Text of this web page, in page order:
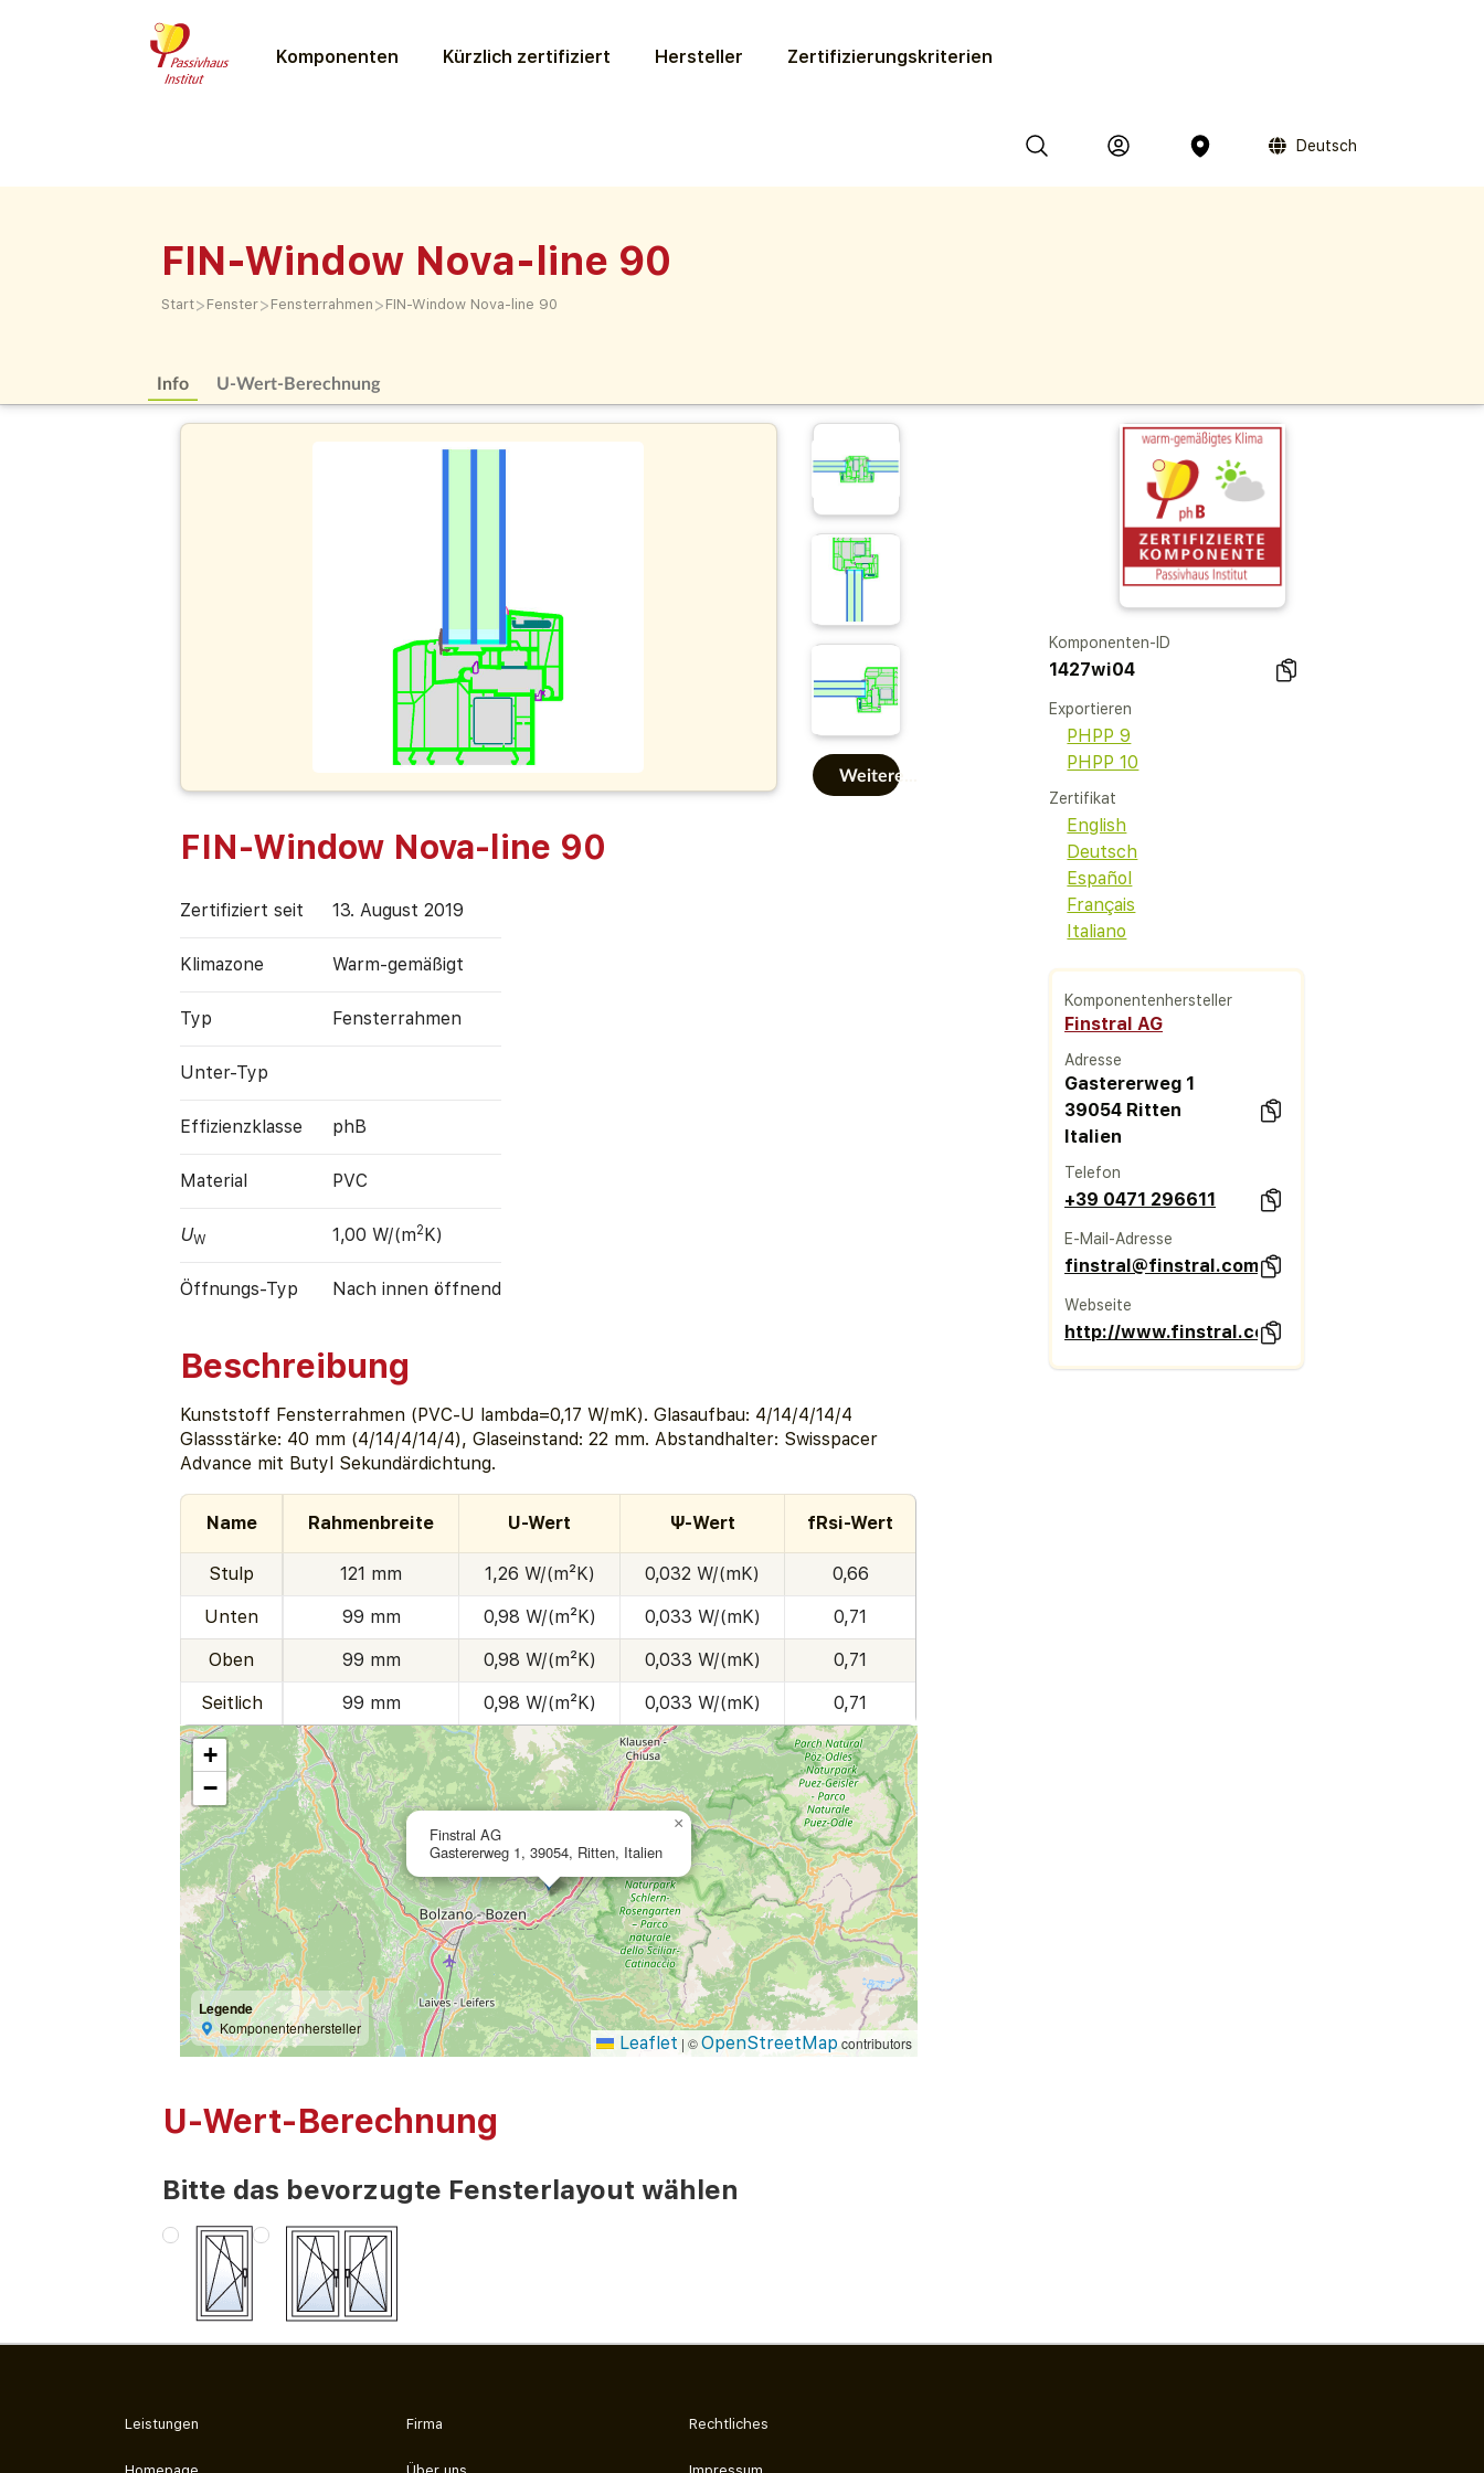
Komponenten Kürzlich zertifiziert Hersteller Zertifizierungs­kriterien
Deutsch
FIN-Window Nova-line 90
Start> Fenster> Fensterrahmen > FIN-Window Nova-line 90
Info U-Wert-Berechnung
Weitere...
FIN-Window Nova-line 90
Zertifiziert seit 13. August 2019
Klimazone Warm-gemäßigt
Typ Fensterrahmen
Unter-Typ
Effizienz­klasse phB
Material PVC
UW 1,00 W/(m2K)
Öffnungs-Typ Nach innen öffnend
Beschreibung
Kunststoff Fensterrahmen (PVC-U lambda=0,17 W/mK). Glasaufbau: 4/14/4/14/4
Glassstärke: 40 mm (4/14/4/14/4), Glaseinstand: 22 mm. Abstandhalter: Swisspacer
Advance mit Butyl Sekundärdichtung.
Name Rahmenbreite U-Wert Ψ-Wert fRsi-Wert
Stulp 121 mm 1,26 W/(m²K) 0,032 W/(mK) 0,66
Unten 99 mm 0,98 W/(m²K) 0,033 W/(mK) 0,71
Oben 99 mm 0,98 W/(m²K) 0,033 W/(mK) 0,71
Seitlich 99 mm 0,98 W/(m²K) 0,033 W/(mK) 0,71
Finstral AG
Gastererweg 1, 39054, Ritten, Italien
×
+
−
Legende
Komponentenhersteller
Leaflet | ©OpenStreetMap contributors
Komponenten-ID
1427wi04
Exportieren
PHPP 9
PHPP 10
Zertifikat
English
Deutsch
Español
Français
Italiano
Komponentenhersteller
Finstral AG
Adresse
Gastererweg 1
39054 Ritten
Italien
Telefon
+39 0471 296611
E-Mail-Adresse
finstral@finstral.com
Webseite
http://www.finstral.com
U-Wert-Berechnung
Bitte das bevorzugte Fenster­layout wählen
Leistungen Firma Rechtliches